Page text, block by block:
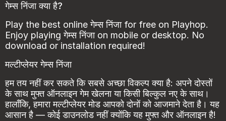
गेम्स निंजा क्या है?
Play the best online गेम्स निंजा for free on Playhop.
Enjoy playing गेम्स निंजा on mobile or desktop. No
download or installation required!
मल्टीप्लेयर गेम्स निंजा
हम तय नहीं कर सकते कि सबसे अच्छा विकल्प क्या है: अपने दोस्तों
के साथ मुफ्त ऑनलाइन गेम खेलना या किसी बिल्कुल नए के साथ।
हालाँकि, हमारा मल्टीप्लेयर मोड आपको दोनों को आजमाने देता है। यह
आसान है — कोई डाउनलोड नहीं क्योंकि यह मुफ्त और ऑनलाइन है!